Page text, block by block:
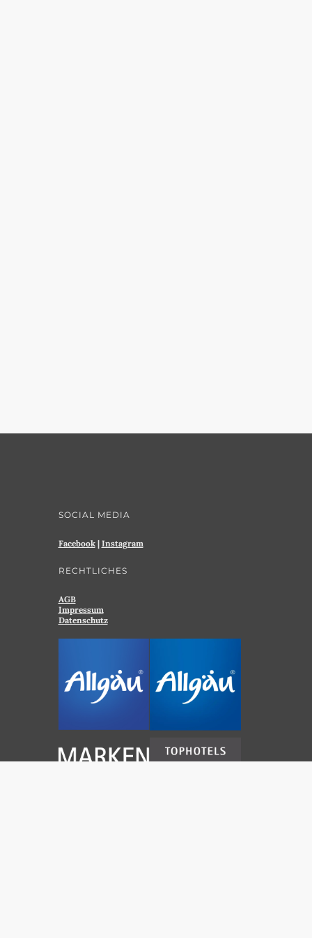
SOCIAL MEDIA
Facebook| Instagram
RECHTLICHES
AGB
Impressum
Datenschutz